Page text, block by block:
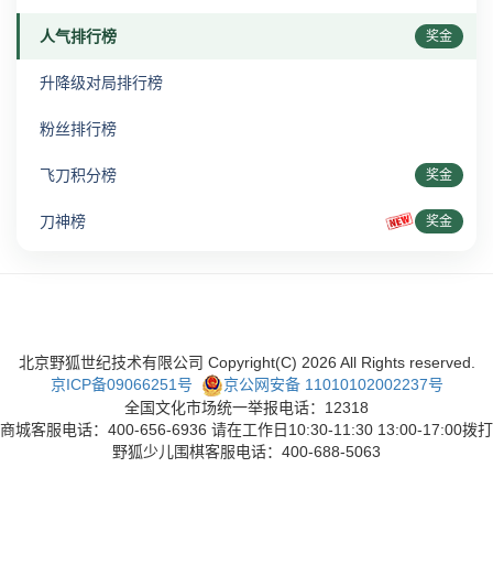
人气排行榜 奖金
升降级对局排行榜
粉丝排行榜
飞刀积分榜 奖金
刀神榜 奖金
北京野狐世纪技术有限公司 Copyright(C) 2026 All Rights reserved.
京ICP备09066251号
京公网安备 11010102002237号
全国文化市场统一举报电话：12318
商城客服电话：400-656-6936 请在工作日10:30-11:30 13:00-17:00拨打
野狐少儿围棋客服电话：400-688-5063